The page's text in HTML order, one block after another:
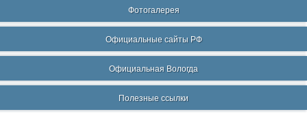
Фотогалерея
Официальные сайты РФ
Официальная Вологда
Полезные ссылки